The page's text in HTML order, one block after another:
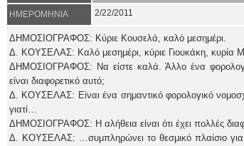
ΗΜΕΡΟΜΗΝΙΑ
2/22/2011
ΔΗΜΟΣΙΟΓΡΑΦΟΣ: Κύριε Κουσελά, καλό μεσημέρι.
Δ. ΚΟΥΣΕΛΑΣ: Καλό μεσημέρι, κύριε Γιουκάκη, κυρία
ΔΗΜΟΣΙΟΓΡΑΦΟΣ: Να είστε καλά. Άλλο ένα
είναι διαφορετικό αυτό;
Δ. ΚΟΥΣΕΛΑΣ: Είναι ένα σημαντικό φορολογικό
γιατί…
ΔΗΜΟΣΙΟΓΡΑΦΟΣ: Η αλήθεια είναι ότι έχει πολλές
Δ. ΚΟΥΣΕΛΑΣ: …συμπληρώνει το θεσμικό πλαίσιο για